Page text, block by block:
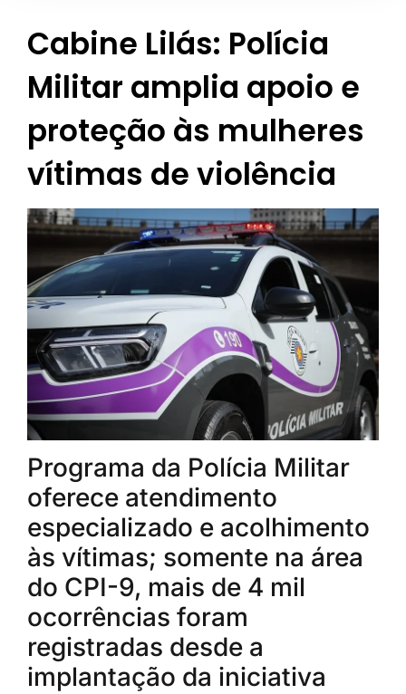
Cabine Lilás: Polícia
Militar amplia apoio e
proteção às mulheres
vítimas de violência
Programa da Polícia Militar
oferece atendimento
especializado e acolhimento
às vítimas; somente na área
do CPI-9, mais de 4 mil
ocorrências foram
registradas desde a
implantação da iniciativa